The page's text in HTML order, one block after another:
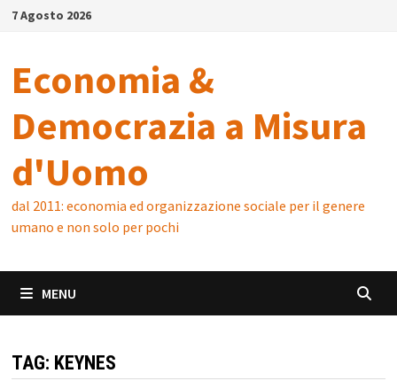
Skip7 Agosto 2026
Economia &
Democrazia a Misura
d'Uomo
dal 2011: economia ed organizzazione sociale per il genere
umano e non solo per pochi
MENU
TAG: KEYNES